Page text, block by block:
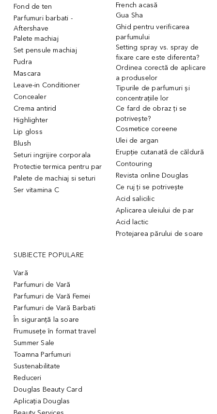
Fond de ten
Parfumuri barbati -
Aftershave
Palete machiaj
Set pensule machiaj
Pudra
Mascara
Leave-in Conditioner
Concealer
Crema antirid
Highlighter
Lip gloss
Blush
Seturi ingrijire corporala
Protectie termica pentru par
Palete de machiaj si seturi
Ser vitamina C
French acasă
Gua Sha
Ghid pentru verificarea
parfumului
Setting spray vs. spray de
fixare care este diferenta?
Ordinea corectă de aplicare
a produselor
Tipurile de parfumuri și
concentrațiile lor
Ce fard de obraz ți se
potrivește?
Cosmetice coreene
Ulei de argan
Erupție cutanată de căldură
Contouring
Revista online Douglas
Ce ruj ți se potrivește
Acid salicilic
Aplicarea uleiului de par
Acid lactic
Protejarea părului de soare
SUBIECTE POPULARE
Vară
Parfumuri de Vară
Parfumuri de Vară Femei
Parfumuri de Vară Barbati
În siguranță la soare
Frumusețe în format travel
Summer Sale
Toamna Parfumuri
Sustenabilitate
Reduceri
Douglas Beauty Card
Aplicația Douglas